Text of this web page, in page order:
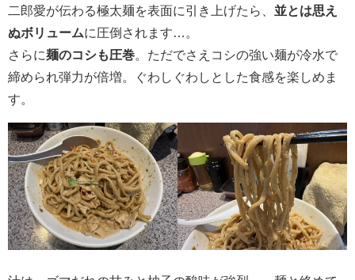
二郎愛が伝わる極太麺を表面に引き上げたら、 並とは思え
ぬボリュームに圧倒されます…。
さらに麺のコシも圧巻 。ただでさえコシの強い麺が冷水で
締められ弾力が倍増。ぐわしぐわしとした食感を楽しめま
す。